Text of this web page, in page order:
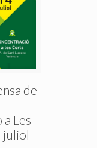
de
Les
juliol